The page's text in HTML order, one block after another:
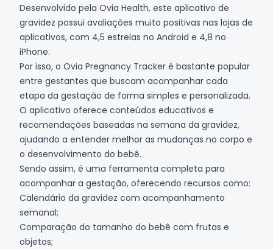
Desenvolvido pela Ovia Health, este aplicativo de
gravidez possui avaliações muito positivas nas lojas de
aplicativos, com 4,5 estrelas no Android e 4,8 no
iPhone.
Por isso, o Ovia Pregnancy Tracker é bastante popular
entre gestantes que buscam acompanhar cada
etapa da gestação de forma simples e personalizada.
O aplicativo oferece conteúdos educativos e
recomendações baseadas na semana da gravidez,
ajudando a entender melhor as mudanças no corpo e
o desenvolvimento do bebê.
Sendo assim, é uma ferramenta completa para
acompanhar a gestação, oferecendo recursos como:
Calendário da gravidez com acompanhamento
semanal;
Comparação do tamanho do bebê com frutas e
objetos;